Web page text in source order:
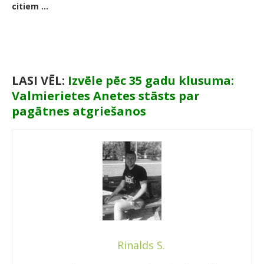
citiem …
LASI VĒL: Izvēle pēc 35 gadu klusuma:
Valmierietes Anetes stāsts par
pagātnes atgriešanos
Rinalds S.